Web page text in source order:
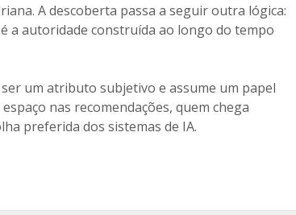
A descoberta passa a seguir outra lógica:
a autoridade construída ao longo do tempo
um atributo subjetivo e assume um papel
nas recomendações, quem chega
preferida dos sistemas de IA.